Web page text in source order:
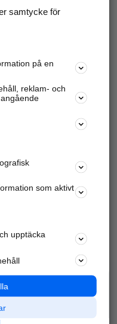
mm.
företaget
och annonsera mot
nära dig.
sökningar
samtycke för
på en
reklam- och
som aktivt
upptäcka